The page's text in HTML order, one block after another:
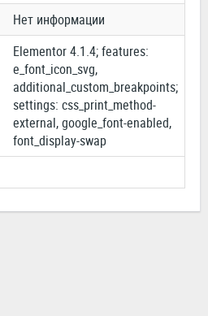
Нет информации
Elementor 4.1.4; features:
e_font_icon_svg,
additional_custom_breakpoints;
settings: css_print_method-
external, google_font-enabled,
font_display-swap